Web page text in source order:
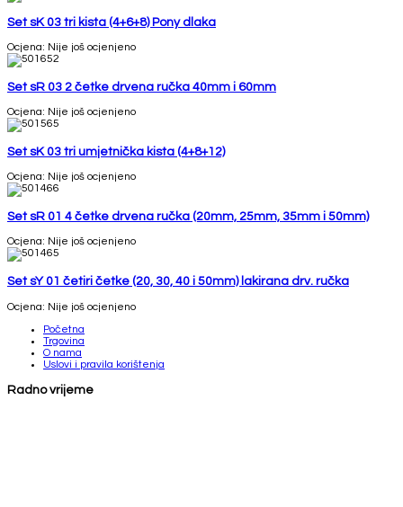
Set sK 03 tri kista (4+6+8) Pony dlaka
Ocjena: Nije još ocjenjeno
Set sR 03 2 četke drvena ručka 40mm i 60mm
Ocjena: Nije još ocjenjeno
Set sK 03 tri umjetnička kista (4+8+12)
Ocjena: Nije još ocjenjeno
Set sR 01 4 četke drvena ručka (20mm, 25mm, 35mm i 50mm)
Ocjena: Nije još ocjenjeno
Set sY 01 četiri četke (20, 30, 40 i 50mm) lakirana drv. ručka
Ocjena: Nije još ocjenjeno
Početna
Trgovina
O nama
Uslovi i pravila korištenja
Radno vrijeme